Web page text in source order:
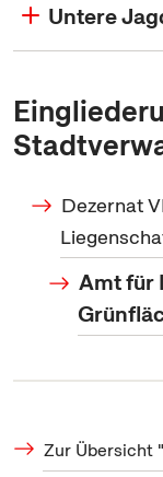
Untere
Dezernat
Amt für
Zur Übersicht